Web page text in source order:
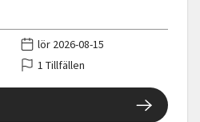
lör 2026-08-15
1 Tillfällen